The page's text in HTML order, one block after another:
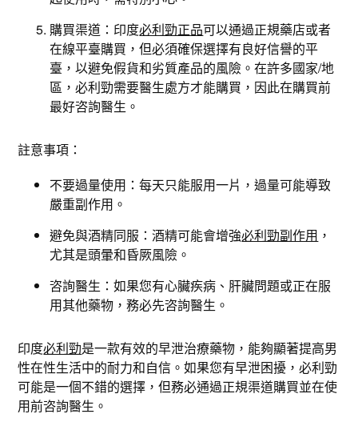
購買渠道：印度必利勁正品可以通過正規藥店或者
在線平臺購買，但必須確保選擇有良好信譽的平
臺，以避免假貨和劣質產品的風險。在許多國家/地
區，必利勁需要醫生處方才能購買，因此在購買前
最好咨詢醫生。
註意事項：
不要過量使用：每天只能服用一片，過量可能導致
嚴重副作用。
避免與酒精同服：酒精可能會增強必利勁副作用 ，
尤其是頭暈和昏厥風險。
咨詢醫生：如果您有心臟疾病、肝臟問題或正在服
用其他藥物，務必先咨詢醫生。
印度必利勁是一款有效的早泄治療藥物，能夠顯著提高男
性在性生活中的耐力和自信。如果您有早泄困擾，必利勁
可能是一個不錯的選擇，但務必通過正規渠道購買並在使
用前咨詢醫生。